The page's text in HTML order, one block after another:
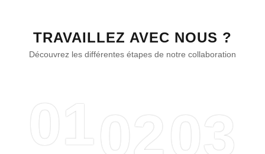
TRAVAILLEZ AVEC NOUS ?
Découvrez les différentes étapes de notre collaboration
01 02 03